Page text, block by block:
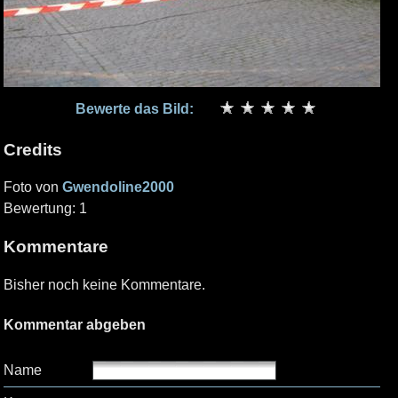
Bewerte das Bild:
Credits
Foto von Gwendoline2000
Bewertung: 1
Kommentare
Bisher noch keine Kommentare.
Kommentar abgeben
Name